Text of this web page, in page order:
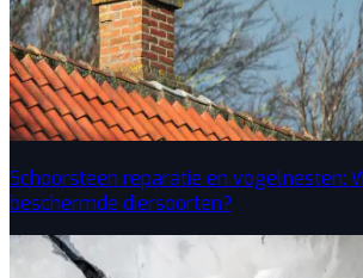
Schoorsteen reparatie en vogelnesten:
beschermde diersoorten?